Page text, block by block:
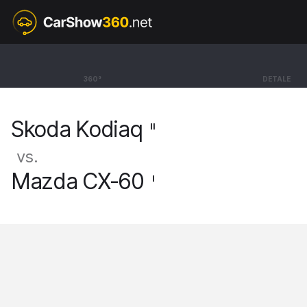
360° DETALE
Skoda Kodiaq
Skoda Kodiaq II
vs.
Mazda CX-60 I